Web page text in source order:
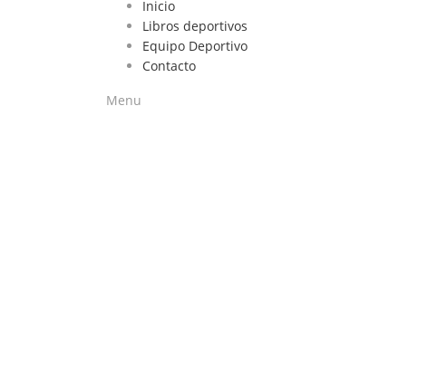
Inicio
Libros deportivos
Equipo Deportivo
Contacto
Menu